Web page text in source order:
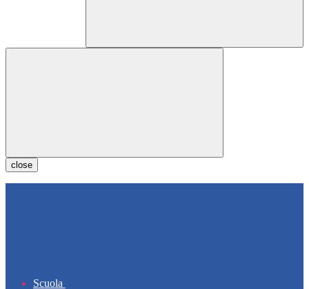
close
Scuola